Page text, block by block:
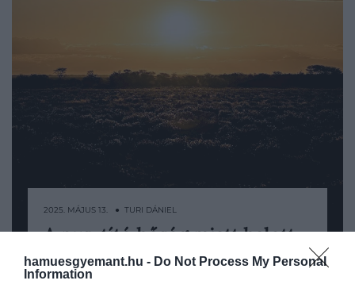
hamuesgyemant.hu - Do Not Process My Personal
Information
világszerte egyre drámaibb formát
öltenek, de kevés helyen érezhető olyan
2025. MÁJUS 13. ● TURI DÁNIEL
A pusztító hőség miatt halott
madarak potyognak az égből…